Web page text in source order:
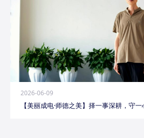
2026-06-09
【美丽成电·师德之美】择一事深耕，守一